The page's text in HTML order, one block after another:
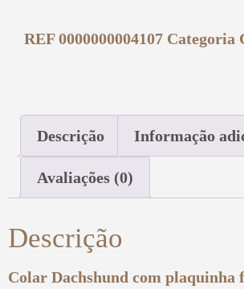
REF0000000004107 Categoria
Descrição Informação
Avaliações (0)
Descrição
Colar Dachshund com plaquinha